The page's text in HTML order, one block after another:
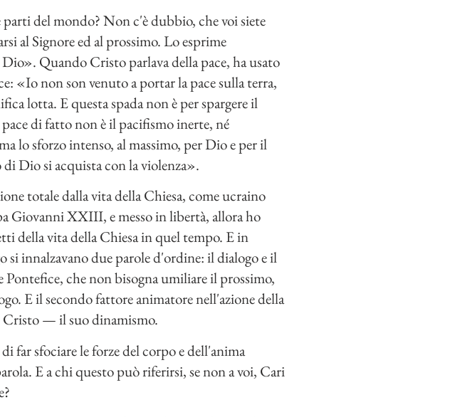
del mondo? Non c'è dubbio, che voi siete
al Signore ed al prossimo. Lo esprime
Quando Cristo parlava della pace, ha usato
«Io non son venuto a portar la pace sulla terra,
lotta. E questa spada non è per spargere il
di fatto non è il pacifismo inerte, né
lo sforzo intenso, al massimo, per Dio e per il
di Dio si acquista con la violenza».
totale dalla vita della Chiesa, come ucraino
Giovanni XXIII, e messo in libertà, allora ho
della vita della Chiesa in quel tempo. E in
innalzavano due parole d'ordine: il dialogo e il
che non bisogna umiliare il prossimo,
E il secondo fattore animatore nell'azione della
Cristo — il suo dinamismo.
far sfociare le forze del corpo e dell'anima
E a chi questo può riferirsi, se non a voi, Cari